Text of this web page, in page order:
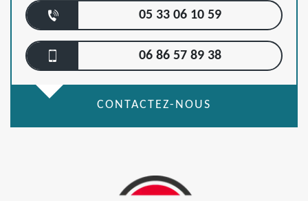
05 33 06 10 59
06 86 57 89 38
CONTACTEZ-NOUS